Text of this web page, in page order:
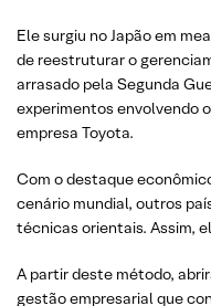
Ele surgiu no Japão em
de reestruturar o
arrasado pela Segunda
experimentos envolvendo
empresa Toyota.
Com o destaque
cenário mundial, outros
técnicas orientais. Assim,
A partir deste método,
gestão empresarial que